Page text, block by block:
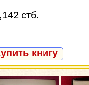
стб.
книгу